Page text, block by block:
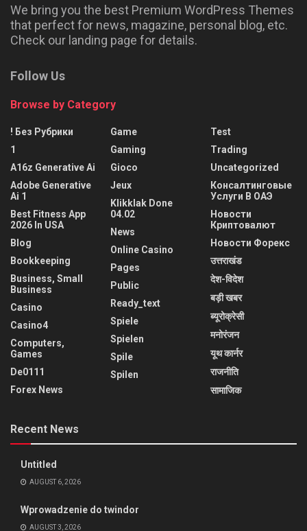
We bring you the best Premium WordPress Themes
that perfect for news, magazine, personal blog, etc.
Check our landing page for details.
Follow Us
Browse by Category
! Без Рубрики
1
A16z Generative Ai
Adobe Generative
Ai 1
Best Fitness App
2026 In USA
Blog
Bookkeeping
Business, Small
Business
Casino
Casino4
Computers,
Games
De0111
Forex News
Game
Gaming
Gioco
Jeux
Klikklak Done
04.02
News
Online Casino
Pages
Public
Ready_text
Spiele
Spielen
Spile
Spilen
Test
Trading
Uncategorized
Консалтинговые
Услуги В ОАЭ
Новости
Криптовалют
Новости Форекс
उत्तराखंड
देश-विदेश
बड़ी खबर
ब्यूरोक्रेसी
मनोरंजन
यूथ कार्नर
राजनीति
सामाजिक
Recent News
Untitled
AUGUST 6, 2026
Wprowadzenie do twindor
AUGUST 3, 2026